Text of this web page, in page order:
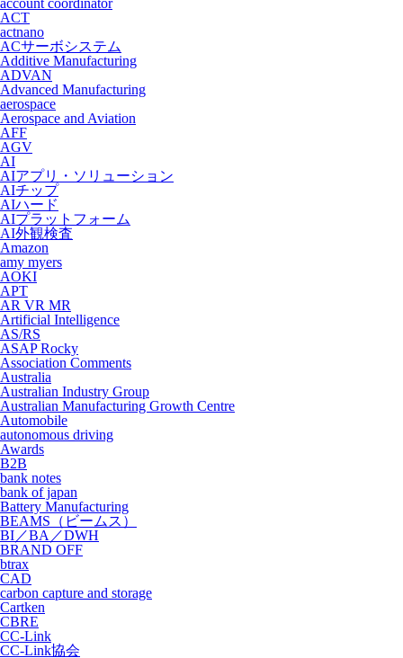
account coordinator
ACT
actnano
ACサーボシステム
Additive Manufacturing
ADVAN
Advanced Manufacturing
aerospace
Aerospace and Aviation
AFF
AGV
AI
AIアプリ・ソリューション
AIチップ
AIハード
AIプラットフォーム
AI外観検査
Amazon
amy myers
AOKI
APT
AR VR MR
Artificial Intelligence
AS/RS
ASAP Rocky
Association Comments
Australia
Australian Industry Group
Australian Manufacturing Growth Centre
Automobile
autonomous driving
Awards
B2B
bank notes
bank of japan
Battery Manufacturing
BEAMS（ビームス）
BI／BA／DWH
BRAND OFF
btrax
CAD
carbon capture and storage
Cartken
CBRE
CC-Link
CC-Link協会